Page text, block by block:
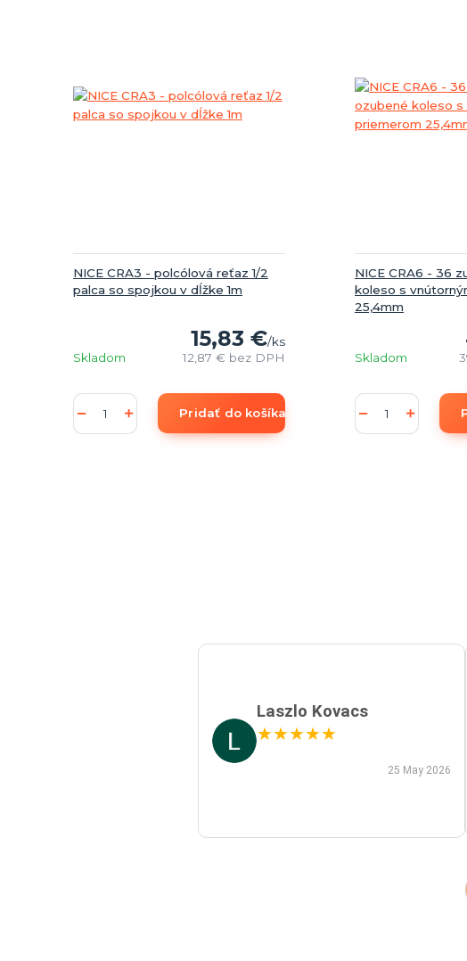
NICE CRA3 - polcólová reťaz 1/2
palca so spojkou v dĺžke 1m
15,83 €/ks
12,87 € bez DPH
Skladom
Pridať do košíka
NICE CRA6 - 36
koleso s
25,4mm
Skladom
Laszlo Kovacs
★★★★★
25 May 2026